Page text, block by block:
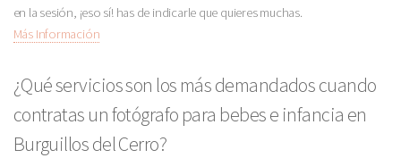
en la sesión, ¡eso sí! has de indicarle que quieres muchas.
Más Información
¿Qué servicios son los más demandados cuando
contratas un fotógrafo para bebes e infancia en
Burguillos del Cerro?